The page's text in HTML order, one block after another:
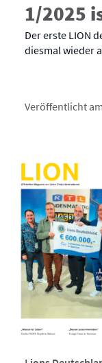
1/2025
Der erste LION
diesmal wieder
Veröffentlicht